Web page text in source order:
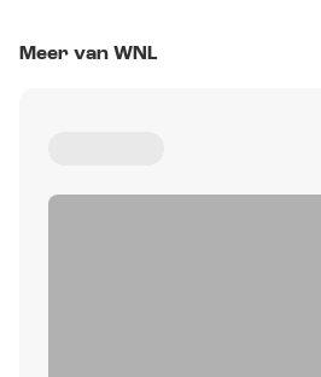
Meer van WNL